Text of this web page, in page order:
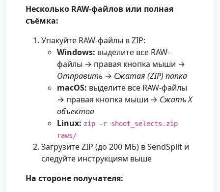
Несколько RAW-файлов или полная
съёмка:
Упакуйте RAW-файлы в ZIP:
Windows: выделите все RAW-
файлы → правая кнопка мыши →
Отправить → Сжатая (ZIP) папка
macOS: выделите все RAW-файлы
→ правая кнопка мыши → Сжать X
объектов
Linux: zip -r shoot_selects.zip
raws/
Загрузите ZIP (до 200 МБ) в SendSplit и
следуйте инструкциям выше
На стороне получателя: